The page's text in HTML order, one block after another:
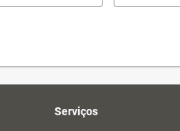
Serviços